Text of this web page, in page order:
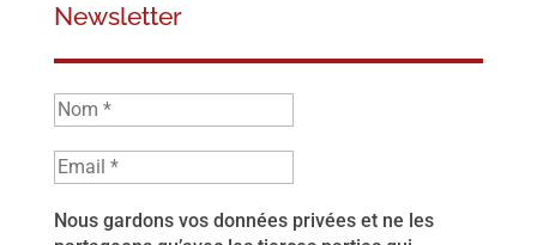
Newsletter
Nous gardons vos données privées et ne les